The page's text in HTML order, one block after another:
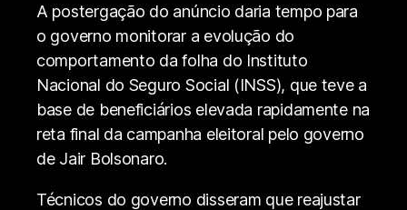
A postergação do anúncio daria tempo para
o governo monitorar a evolução do
comportamento da folha do Instituto
Nacional do Seguro Social (INSS), que teve a
base de beneficiários elevada rapidamente na
reta final da campanha eleitoral pelo governo
de Jair Bolsonaro.
Técnicos do governo disseram que reajustar